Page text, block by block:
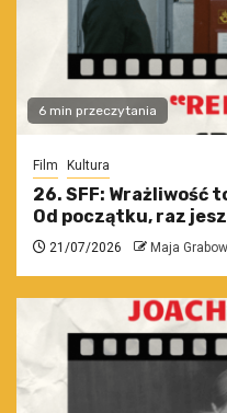
6 min przeczytania
Film Kultura
26. SFF: Wrażliwość
Od początku, raz
21/07/2026 Maja